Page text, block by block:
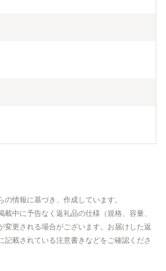
情報に基づき、作成しています。
中に予告なく返礼品の仕様（規格、容量、
変更される場合がございます。お届けした返
記載されている注意書きなどをご確認くださ